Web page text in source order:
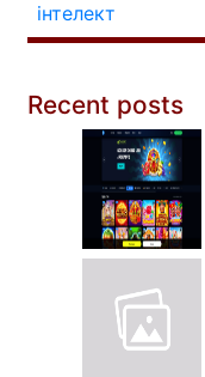
інтелект
Recent posts